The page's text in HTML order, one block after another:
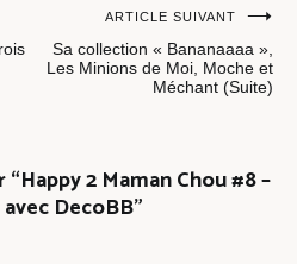
ARTICLE SUIVANT
Sa collection « Bananaaaa »,
Les Minions de Moi, Moche et
Méchant (Suite)
“Happy 2 Maman Chou #8 –
DecoBB”